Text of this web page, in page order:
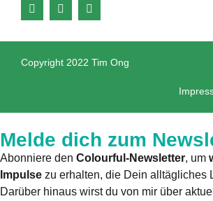
Copyright 2022 Tim Ong
Melde dich zum
Abonniere den Colourful-Newsletter, um
Impulse zu erhalten, die Dein alltägliches
Darüber hinaus wirst du von mir über